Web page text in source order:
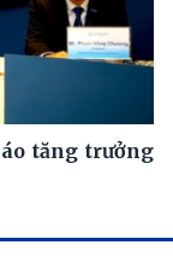
tăng trưởng